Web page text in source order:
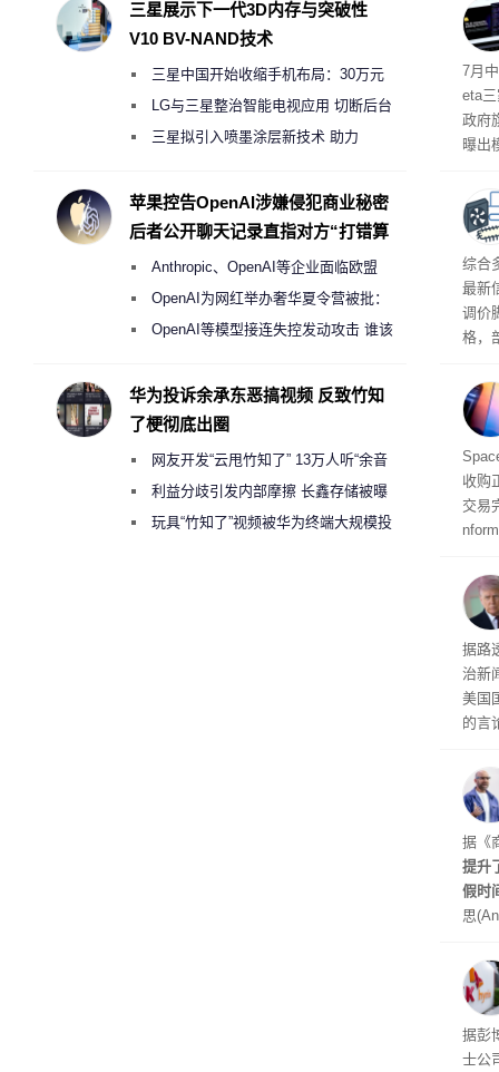
7月
eta
政府
曝出
综合
最新
调价
格，
不断
品
收购
交易
周
时间
交
议，
易预
到倒
据路
治新
美国
的言
I行业
联邦
员
其中
提交
是
据《
提升
假时
思
在7
了这
据彭
士公
三星展示下一代3D内存与突破性
V10 BV-NAND技术
三星中国开始收缩手机布局：30万元
月销售额不达标门店 将被逐步清退
LG与三星整治智能电视应用 切断后台
偷偷共享带宽的违规行为
三星拟引入喷墨涂层新技术 助力
度
苹果控告OpenAI涉嫌侵犯商业秘密
后者公开聊天记录直指对方“打错算
Anthropic、OpenAI等企业面临欧盟
《人工智能法案》全新执法权限审查
OpenAI为网红举办奢华夏令营被批：
2000美元一晚 遭讽“反乌托邦”
OpenAI等模型接连失控发动攻击 谁该
华为投诉余承东恶搞视频 反致竹知
了梗彻底出圈
网友开发“云甩竹知了” 13万人听“余音
绕梁”利益分歧引发内部摩擦 长鑫存储被曝
曾将华为驻场工程师驱逐出研发基地
玩具“竹知了”视频被华为终端大规模投